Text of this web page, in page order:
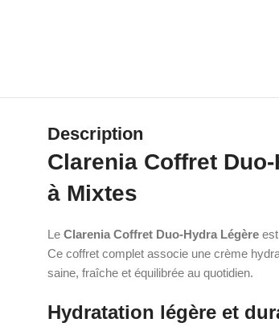
Description
Clarenia Coffret
à Mixtes
LeClarenia Coffret Duo-Hydra Légère
Ce coffret complet associe une crème
saine, fraîche et équilibrée au quotidien.
Hydratation légère et